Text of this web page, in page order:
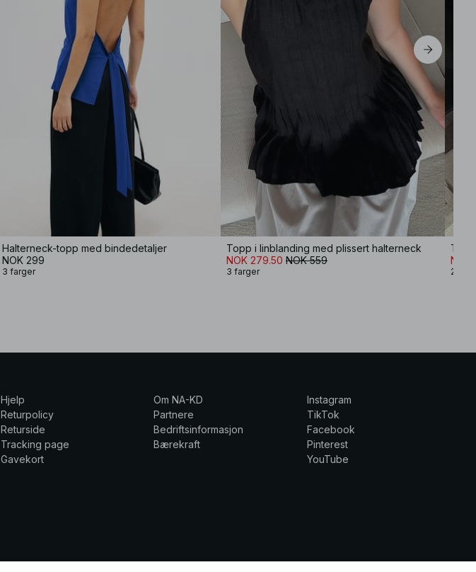
Halterneck-topp med bindedetaljer
NOK 299
3 farger
Topp i linblanding med plissert halterneck
NOK 279.50 NOK 559
3 farger
NOK
2
Hjelp
Returpolicy
Returside
Tracking page
Gavekort
Om NA-KD
Partnere
Bedriftsinformasjon
Bærekraft
Instagram
TikTok
Facebook
Pinterest
YouTube